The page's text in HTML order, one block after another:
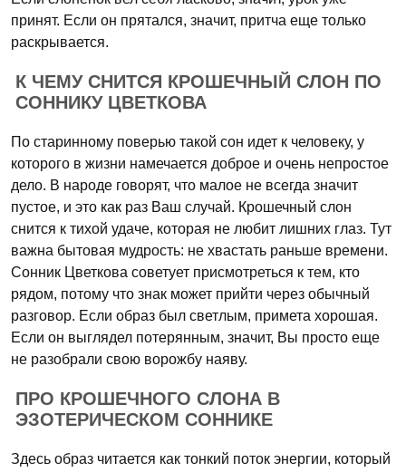
принят. Если он прятался, значит, притча еще только
раскрывается.
К ЧЕМУ СНИТСЯ КРОШЕЧНЫЙ СЛОН ПО
СОННИКУ ЦВЕТКОВА
По старинному поверью такой сон идет к человеку, у
которого в жизни намечается доброе и очень непростое
дело. В народе говорят, что малое не всегда значит
пустое, и это как раз Ваш случай. Крошечный слон
снится к тихой удаче, которая не любит лишних глаз. Тут
важна бытовая мудрость: не хвастать раньше времени.
Сонник Цветкова советует присмотреться к тем, кто
рядом, потому что знак может прийти через обычный
разговор. Если образ был светлым, примета хорошая.
Если он выглядел потерянным, значит, Вы просто еще
не разобрали свою ворожбу наяву.
ПРО КРОШЕЧНОГО СЛОНА В
ЭЗОТЕРИЧЕСКОМ СОННИКЕ
Здесь образ читается как тонкий поток энергии, который